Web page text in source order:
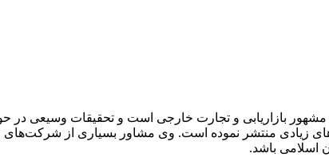
مشهور بازاریابی و تجارت خارجی است و تحقیقات وسیعی در
زیادی منتشر نموده است. وی مشاور بسیاری از
اسلامی باشد.